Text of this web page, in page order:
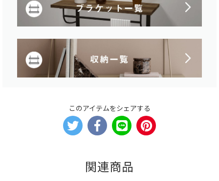
このアイテムをシェアする
関連商品